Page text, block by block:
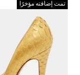
تمت إضافته مؤخرًا